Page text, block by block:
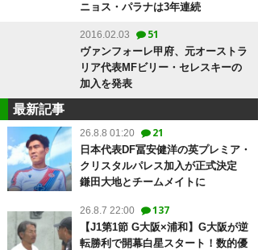
ニョス・パラナは3年連続
2016.02.03 51
ヴァンフォーレ甲府、元オーストラ
リア代表MFビリー・セレスキーの
加入を発表
最新記事
26.8.8 01:20 21
日本代表DF冨安健洋の英プレミア・
クリスタルパレス加入が正式決定
鎌田大地とチームメイトに
26.8.7 22:00 137
【J1第1節 G大阪×浦和】G大阪が逆
転勝利で開幕白星スタート！数的優